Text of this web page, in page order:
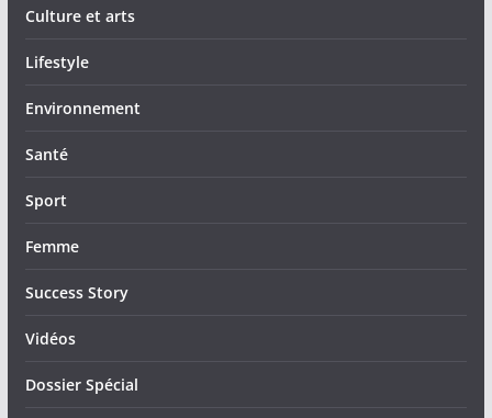
Culture et arts
Lifestyle
Environnement
Santé
Sport
Femme
Success Story
Vidéos
Dossier Spécial